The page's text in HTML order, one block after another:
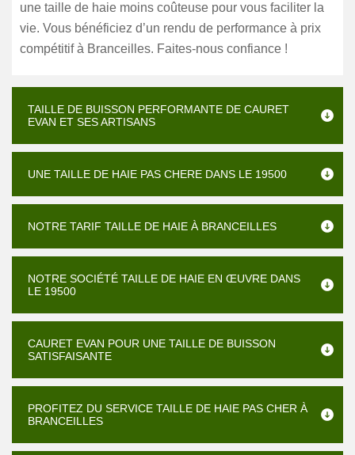
une taille de haie moins coûteuse pour vous faciliter la
vie. Vous bénéficiez d’un rendu de performance à prix
compétitif à Branceilles. Faites-nous confiance !
TAILLE DE BUISSON PERFORMANTE DE CAURET
EVAN ET SES ARTISANS
UNE TAILLE DE HAIE PAS CHERE DANS LE 19500
NOTRE TARIF TAILLE DE HAIE À BRANCEILLES
NOTRE SOCIÉTÉ TAILLE DE HAIE EN ŒUVRE DANS
LE 19500
CAURET EVAN POUR UNE TAILLE DE BUISSON
SATISFAISANTE
PROFITEZ DU SERVICE TAILLE DE HAIE PAS CHER À
BRANCEILLES